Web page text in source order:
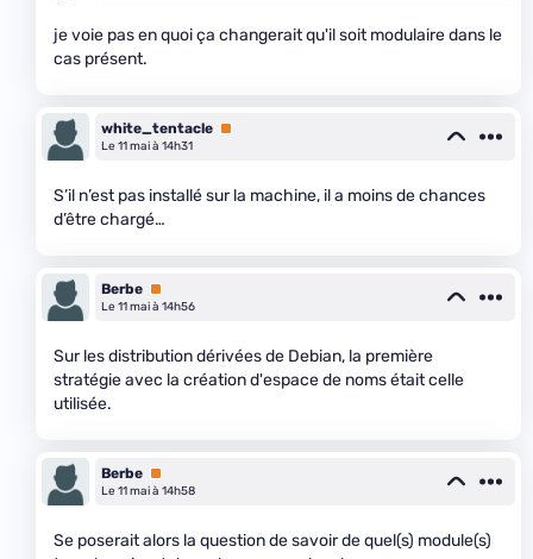
je voie pas en quoi ça changerait qu'il soit modulaire dans le
cas présent.
white_tentacle Premium
Le 11 mai à 14h31
S’il n’est pas installé sur la machine, il a moins de chances
d’être chargé…
Berbe Premium
Le 11 mai à 14h56
Sur les distribution dérivées de Debian, la première
stratégie avec la création d'espace de noms était celle
utilisée.
Berbe Premium
Le 11 mai à 14h58
Se poserait alors la question de savoir de quel(s) module(s)